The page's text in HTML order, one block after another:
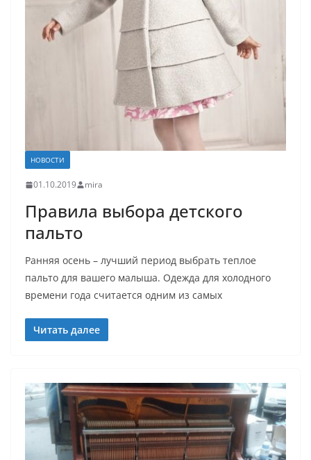
НОВОСТИ
01.10.2019 mira
Правила выбора детского
пальто
Ранняя осень – лучший период выбрать теплое
пальто для вашего малыша. Одежда для холодного
времени года считается одним из самых
Читать далее